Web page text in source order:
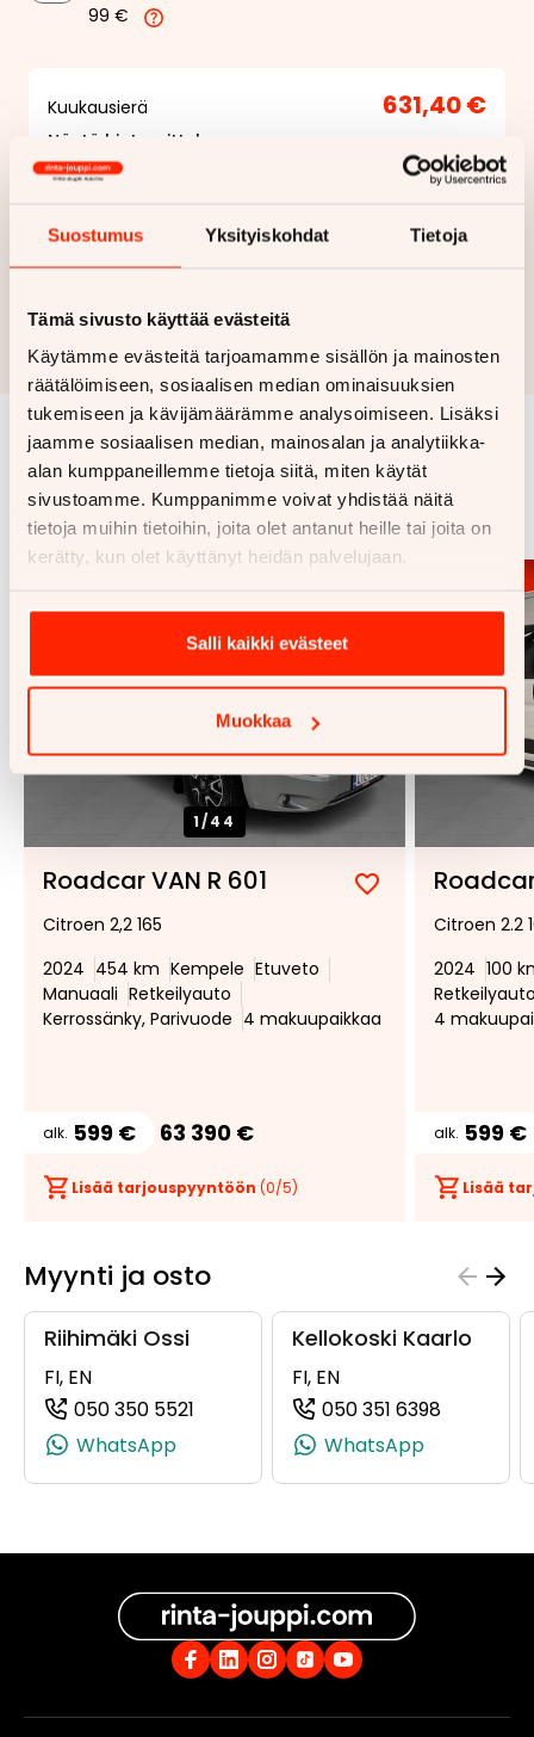
Suostumus Yksityiskohdat Tietoja
Tämä sivusto käyttää evästeitä
Käytämme evästeitä tarjoamamme sisällön ja mainosten
räätälöimiseen, sosiaalisen median ominaisuuksien
tukemiseen ja kävijämäärämme analysoimiseen. Lisäksi
jaamme sosiaalisen median, mainosalan ja analytiikka-
alan kumppaneillemme tietoja siitä, miten käytät
sivustoamme. Kumppanimme voivat yhdistää näitä
tietoja muihin tietoihin, joita olet antanut heille tai joita on
kerätty, kun olet käyttänyt heidän palvelujaan.
Salli kaikki evästeet
Muokkaa
99 €
Kuukausierä 631,40 €
Näytä hintaerittely
Rahoituslaskelma on suuntaa antava ja edellyttää hyväksytyn
luottopäätöksen ja kaskovakuutuksen.
Samankaltaisia ajoneuvoja
Katso kaikki
1/44
Roadcar VAN R 601
Lisää
suosikiksi
Poista
suosikeista
Citroen 2,2 165
2024 454 km Kempele Etuveto
Manuaali Retkeilyauto
Kerrossänky, Parivuode 4 makuupaikkaa
alk. 599 € 63 390 €
Lisää tarjouspyyntöön (0/5)
Citroen 2.2
2024 100
4
alk. 599 €
Lisää
Myynti ja osto
Riihimäki Ossi
FI, EN
050 350 5521
(+358503505521, 0503505521, +358
WhatsApp
Kellokoski Kaarlo
FI, EN
050 351 6398
WhatsApp